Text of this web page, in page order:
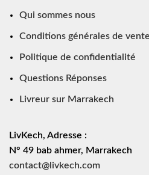
Qui sommes nous
Conditions générales de vente
Politique de confidentialité
Questions Réponses
Livreur sur Marrakech
LivKech, Adresse :
N° 49 bab ahmer, Marrakech
contact@livkech.com